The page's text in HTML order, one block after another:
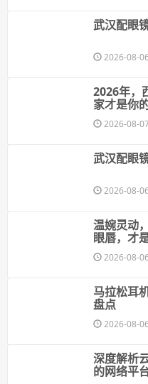
武汉配眼
2026-08-06
2026年，
家才是你
2026-08-
武汉配眼
2026-08-06
温婉灵动
眼唇，才
女生的气
2026-08-06
马拉松耳
盘点
2026-08-06
深度解析
的网络平